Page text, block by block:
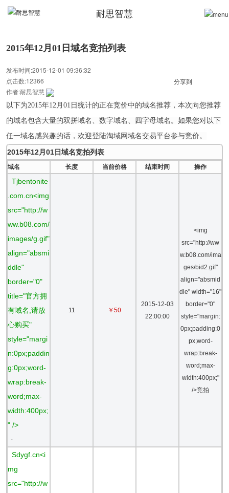
耐思智慧
2015年12月01日域名竞拍列表
发布时间:2015-12-01 09:36:32
点击数:12366
作者:耐思智慧
分享到
以下为2015年12月01日统计的正在竞价中的域名推荐，本次向您推荐
的域名包含大量的双拼域名、数字域名、四字母域名。如果您对以下
任一域名感兴趣的话，欢迎登陆淘域网域名交易平台参与竞价。
2015年12月01日域名竞拍列表
域名 长度 当前价格 结束时间 操作
Tjbentonite
.com.cn<img
src="http://w
ww.b08.com/
images/g.gif"
align="absmi
ddle"
border="0"
title="官方拥
有域名,请放
心购买"
style="margi
n:0px;paddin
g:0px;word-
wrap:break-
word;max-
width:400px;
" />
-
11 ￥50
2015-12-03
22:00:00
<img
src="http://ww
w.b08.com/ima
ges/bid2.gif"
align="absmid
dle" width="16"
border="0"
style="margin:
0px;padding:0
px;word-
wrap:break-
word;max-
width:400px;"
/>竞拍
Sdygf.cn<i
mg
src="http://w